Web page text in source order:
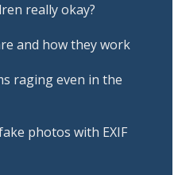
really okay?
and how they work
raging even in the
photos with EXIF